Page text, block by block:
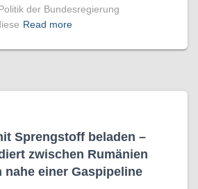
der Bundesregierung
Read more
Sprengstoff beladen –
zwischen Rumänien
nahe einer Gaspipeline